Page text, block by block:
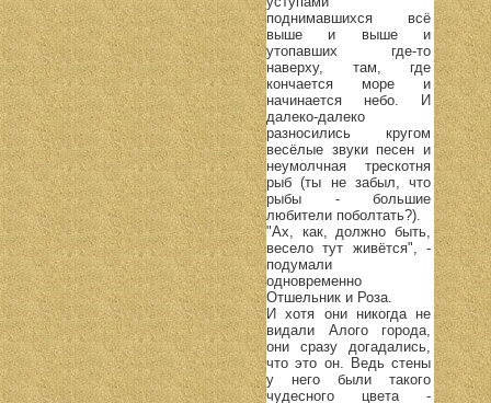
поднимавшихся всё
выше и выше и
утопавших где-то
наверху, там, где
кончается море и
начинается небо. И
далеко-далеко
разносились кругом
весёлые звуки песен и
неумолчная трескотня
рыб (ты не забыл, что
рыбы - большие
любители поболтать?).
"Ах, как, должно быть,
весело тут живётся", -
подумали
одновременно
Отшельник и Роза.
И хотя они никогда не
видали Алого города,
они сразу догадались,
что это он. Ведь стены
у него были такого
чудесного цвета -